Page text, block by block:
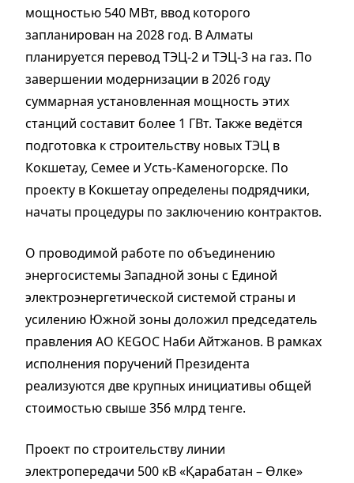
мощностью 540 МВт, ввод которого
запланирован на 2028 год. В Алматы
планируется перевод ТЭЦ-2 и ТЭЦ-3 на газ. По
завершении модернизации в 2026 году
суммарная установленная мощность этих
станций составит более 1 ГВт. Также ведётся
подготовка к строительству новых ТЭЦ в
Кокшетау, Семее и Усть-Каменогорске. По
проекту в Кокшетау определены подрядчики,
начаты процедуры по заключению контрактов.
О проводимой работе по объединению
энергосистемы Западной зоны с Единой
электроэнергетической системой страны и
усилению Южной зоны доложил председатель
правления АО KEGOC Наби Айтжанов. В рамках
исполнения поручений Президента
реализуются две крупных инициативы общей
стоимостью свыше 356 млрд тенге.
Проект по строительству линии
электропередачи 500 кВ «Қарабатан – Өлке»